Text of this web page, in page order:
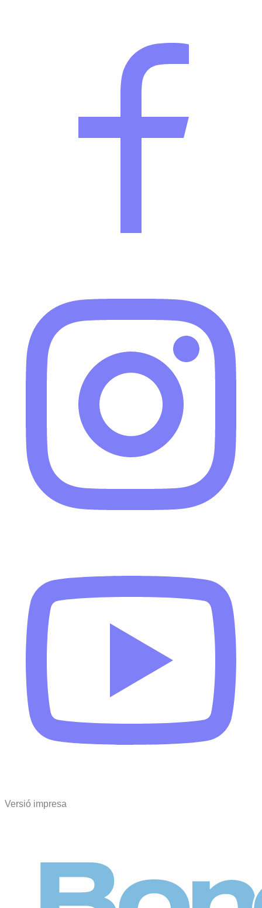
Versió impresa